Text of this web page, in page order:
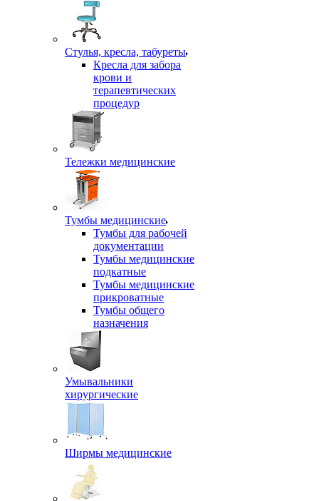
Стулья, кресла, табуреты
Кресла для забора
крови и
терапевтических
процедур
Тележки медицинские
Тумбы медицинские
Тумбы для рабочей
документации
Тумбы медицинские
подкатные
Тумбы медицинские
прикроватные
Тумбы общего
назначения
Умывальники
хирургические
Ширмы медицинские